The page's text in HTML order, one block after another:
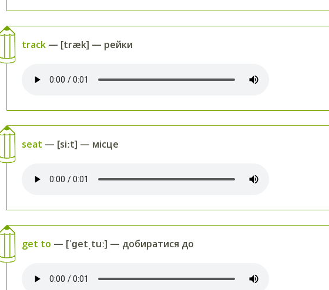
track — [træk] — рейки
seat — [siːt] — місце
get to — [ˈɡetˌtuː] — добиратися до